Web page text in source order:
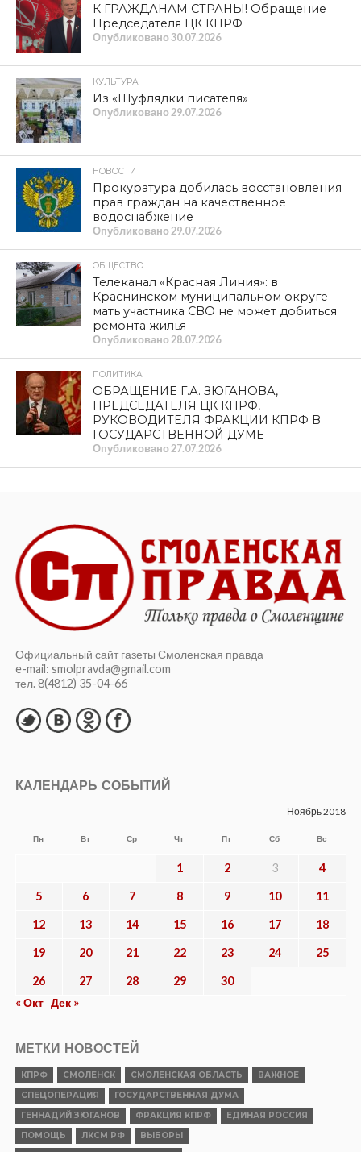
К ГРАЖДАНАМ СТРАНЫ! Обращение
Председателя ЦК КПРФ
Опубликовано30.07.2026
КУЛЬТУРА
Из «Шуфлядки писателя»
Опубликовано 29.07.2026
НОВОСТИ
Прокуратура добилась восстановления
прав граждан на качественное
водоснабжение
Опубликовано 29.07.2026
ОБЩЕСТВО
Телеканал «Красная Линия»: в
Краснинском муниципальном округе
мать участника СВО не может добиться
ремонта жилья
Опубликовано 28.07.2026
ПОЛИТИКА
ОБРАЩЕНИЕ Г.А. ЗЮГАНОВА,
ПРЕДСЕДАТЕЛЯ ЦК КПРФ,
РУКОВОДИТЕЛЯ ФРАКЦИИ КПРФ В
ГОСУДАРСТВЕННОЙ ДУМЕ
Опубликовано 27.07.2026
Официальный сайт газеты Смоленская правда
e-mail: smolpravda@gmail.com
тел. 8(4812) 35-04-66
КАЛЕНДАРЬ СОБЫТИЙ
Ноябрь 2018
Пн Вт Ср Чт Пт Сб Вс
1 2 3 4
5 6 7 8 9 10 11
12 13 14 15 16 17 18
19 20 21 22 23 24 25
26 27 28 29
30
« Окт Дек »
МЕТКИ НОВОСТЕЙ
КПРФ СМОЛЕНСК СМОЛЕНСКАЯ ОБЛАСТЬ
ВАЖНОЕ
СПЕЦОПЕРАЦИЯ
ГОСУДАРСТВЕННАЯ ДУМА
ГЕННАДИЙ ЗЮГАНОВ
ФРАКЦИЯ КПРФ
ЕДИНАЯ РОССИЯ
ПОМОЩЬ
ЛКСМ РФ
ВЫБОРЫ